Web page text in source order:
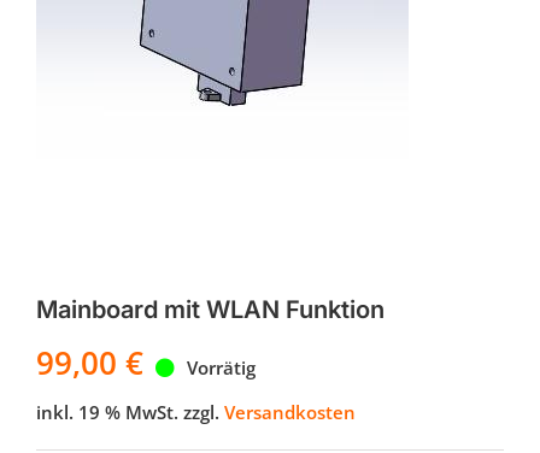
Mainboard mit WLAN Funktion
99,00 €
Vorrätig
inkl. 19 % MwSt. zzgl. Versandkosten